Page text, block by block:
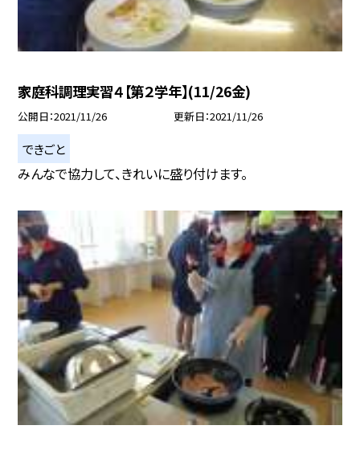
家庭科調理実習４【第２学年】(11/26金)
公開日 2021/11/26 更新日 2021/11/26
できごと
みんなで協力して、きれいに盛り付けます。